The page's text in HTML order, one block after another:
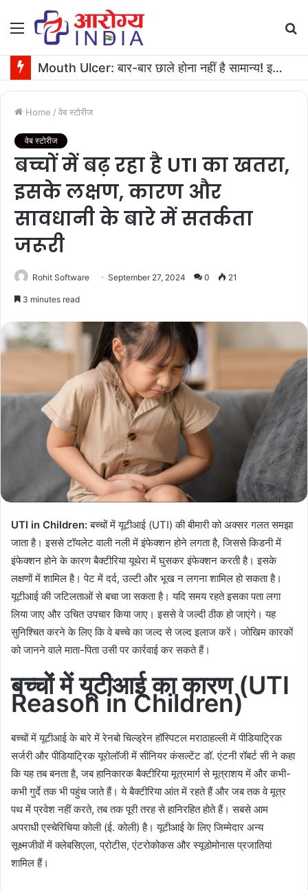
Menu
Mouth Ulcer: बार-बार छाले होना नहीं है सामान्य! इनगंभीर बीमारियों का है संकेत
Home / वेब स्टोरीज
वेब स्टोरीज
बच्चों में बढ़ रहा है UTI का खतरा,
इसके लक्षण, कारण और
सावधानी के बारे में सतर्कता
जरूरी
Rohit Software September 27, 2024 0 21
3 minutes read
UTI in Children: बच्चों में यूटीआई (UTI) की बीमारी को अक्सर गलत समझा
जाता है। इससे टॉयलेट वाली नली में इंफेक्शन होने लगता है, जिससे किडनी में
इंफेक्शन होने के कारण बैक्टीरिया यूथेरा में घुसकर इंफेक्शन करती है। इसके
लक्षणों में शामिल है। पेट में दर्द, उल्टी और भूख न लगना शामिल हो सकता है।
यूटीआई की जटिलताओं से बचा जा सकता है। यदि समय रहते इसका पता लगा
लिया जाए और उचित उपचार किया जाए। इससे वे जल्दी ठीक हो जाएंगे। यह
सुनिश्चित करने के लिए कि वे बच्चे का जल्द से जल्द इलाज करें। जोखिम कारकों
को जानने वाले माता-पिता उसी पर कार्रवाई कर सकते हैं।
बच्चों में यूटीआई का कारण (UTI
Reason in Children)
बच्चों में यूटीआई के बारे में रेनबो चिल्‍ड्रेन हॉस्पिटल मराठाहल्‍ली में पीडियाट्रिक
सर्जरी और पीडियाट्रिक यूरोलॉजी में सीनियर कंसल्‍टेंट डॉ. एंटनी रॉबर्ट सी ने कहा
कि यह तब बनता है, जब हानिकारक बैक्टीरिया मूत्रमार्ग से मूत्राशय में और कभी-
कभी गुर्दे तक भी पहुंच जाते हैं। ये बैक्टीरिया आंत में रहते हैं और जब तक वे मूत्र
पथ में प्रवेश नहीं करते, तब तक पूरी तरह से हानिरहित होते हैं। सबसे आम
अपराधी एस्चेरिचिया कोली (ई. कोली) है। यूटीआई के लिए जिम्मेदार अन्य
सूक्ष्मजीवों में क्लेबसिएला, प्रोटीस, एंटरोकोकस और स्यूडोमोनास प्रजातियां
शामिल हैं।